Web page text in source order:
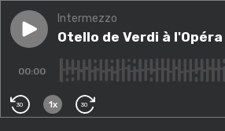
Play episodeOtello de Verdi à l'Opéra
Intermezzo
Otello de Verdi à
00:00
30 1x 30